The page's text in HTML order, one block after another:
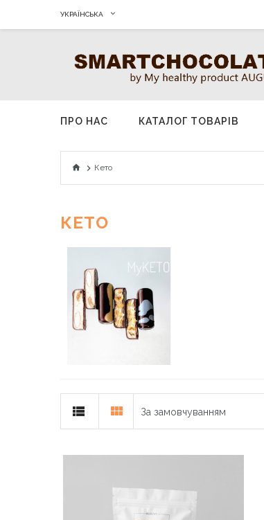
УКРАЇНСЬКА
ПРО НАС КАТАЛОГ ТОВАРIВ
Кето
КЕТО
За замовчуванням